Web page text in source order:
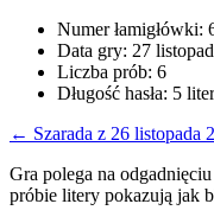
Numer łamigłówki:
Data gry: 27
Liczba prób: 6
Długość hasła: 5
← Szarada z 26 listopada
Gra polega na
próbie litery pokazują jak